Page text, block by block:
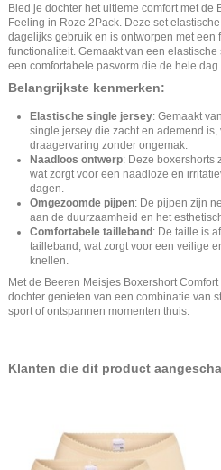
Bied je dochter het ultieme comfort met de
Feeling in Roze 2Pack. Deze set
dagelijks gebruik en is ontworpen met een
functionaliteit. Gemaakt van een
een comfortabele pasvorm die de hele dag
Belangrijkste kenmerken:
Elastische single jersey: Gemaakt
single jersey die zacht en ademend is,
draagervaring zonder ongemak.
Naadloos ontwerp: Deze boxershorts
wat zorgt voor een naadloze en
dagen.
Omgezoomde pijpen: De pijpen zijn
aan de duurzaamheid en het
Comfortabele tailleband : De taille is
tailleband, wat zorgt voor een veilige
knellen.
Met de Beeren Meisjes Boxershort
dochter genieten van een combinatie van
sport of ontspannen momenten thuis.
Klanten die dit product